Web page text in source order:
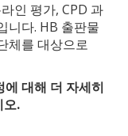
인 평가, CPD 과
니다. HB 출판물
체를 대상으로
에 대해 더 자세히
오.